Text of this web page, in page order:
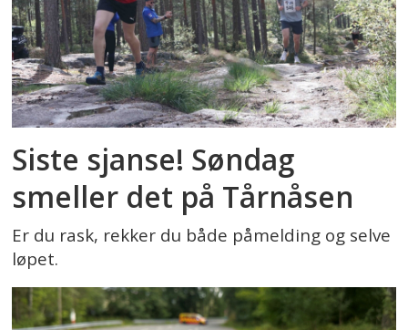
Siste sjanse! Søndag
smeller det på Tårnåsen
Er du rask, rekker du både påmelding og selve
løpet.